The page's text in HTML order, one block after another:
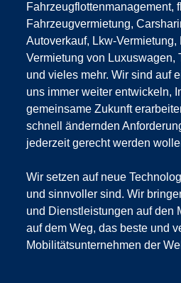
Fahrzeugflottenmanagement,
Fahrzeugvermietung,
Autoverkauf, Lkw-
Vermietung von Luxuswagen,
und vieles mehr. Wir sind auf
uns immer weiter entwickeln,
gemeinsame Zukunft
schnell ändernden
jederzeit gerecht werden
Wir setzen auf neue
und sinnvoller sind. Wir
und Dienstleistungen auf den
auf dem Weg, das beste und
Mobilitätsunternehmen der